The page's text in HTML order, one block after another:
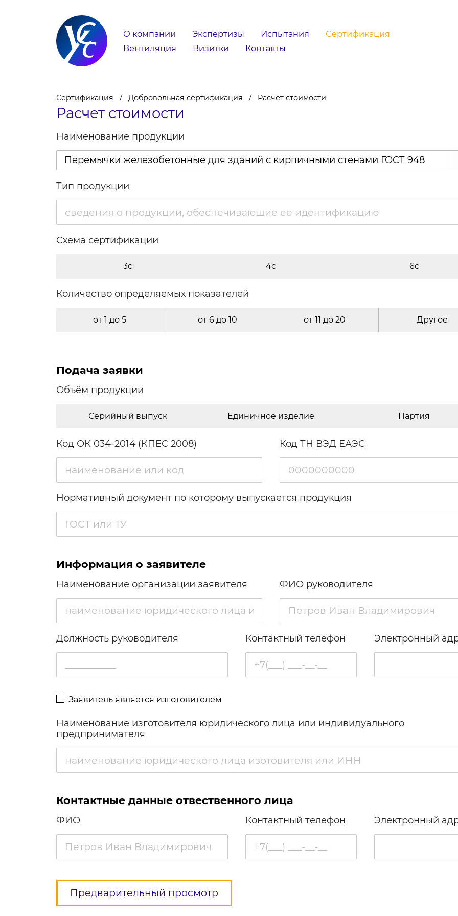
О компании Экспертизы Испытания
Сертификация
Вентиляция
Визитки Контакты
Сертификация Добровольная сертификация Расчет стоимости
Расчет стоимости
Наименование продукции
Перемычки железобетонные для зданий с кирпичными стенами ГОСТ 948
Тип продукции
Cхема сертификации
3c 4c 6c
Количество определяемых показателей
от 1 до 5 от 6 до 10 от 11 до 20 Другое
Подача заявки
Объём продукции
Серийный выпуск Единичное изделие Партия
Код ОК 034-2014 (КПЕС 2008) Код ТН ВЭД ЕАЭС
Нормативный документ по которому выпускается продукция
Информация о заявителе
Наименование организации заявителя ФИО руководителя
Должность руководителя Контактный телефон Электронный
Заявитель является изготовителем
Наименование изготовителя юридического лица или индивидуального
предпринимателя
Контактные данные отвественного лица
ФИО Контактный телефон Электронный
Предварительный просмотр